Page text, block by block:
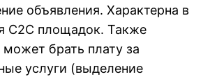
объявления. Характерна в
C2C площадок. Также
брать плату за
услуги (выделение